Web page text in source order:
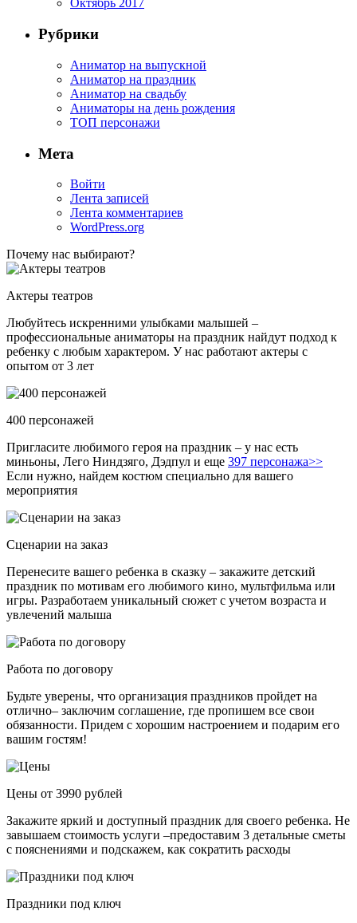
Октябрь 2017
Рубрики
Аниматор на выпускной
Аниматор на праздник
Аниматор на свадьбу
Аниматоры на день рождения
ТОП персонажи
Мета
Войти
Лента записей
Лента комментариев
WordPress.org
Почему нас выбирают?
Актеры театров
Любуйтесь искренними улыбками малышей –
профессиональные аниматоры на праздник найдут подход к
ребенку с любым характером. У нас работают актеры с
опытом от 3 лет
400 персонажей
Пригласите любимого героя на праздник – у нас есть
миньоны, Лего Ниндзяго, Дэдпул и еще 397 персонажа>>
Если нужно, найдем костюм специально для вашего
мероприятия
Сценарии на заказ
Перенесите вашего ребенка в сказку – закажите детский
праздник по мотивам его любимого кино, мультфильма или
игры. Разработаем уникальный сюжет с учетом возраста и
увлечений малыша
Работа по договору
Будьте уверены, что организация праздников пройдет на
отлично– заключим соглашение, где пропишем все свои
обязанности. Придем с хорошим настроением и подарим его
вашим гостям!
Цены от 3990 рублей
Закажите яркий и доступный праздник для своего ребенка. Не
завышаем стоимость услуги –предоставим 3 детальные сметы
с пояснениями и подскажем, как сократить расходы
Праздники под ключ